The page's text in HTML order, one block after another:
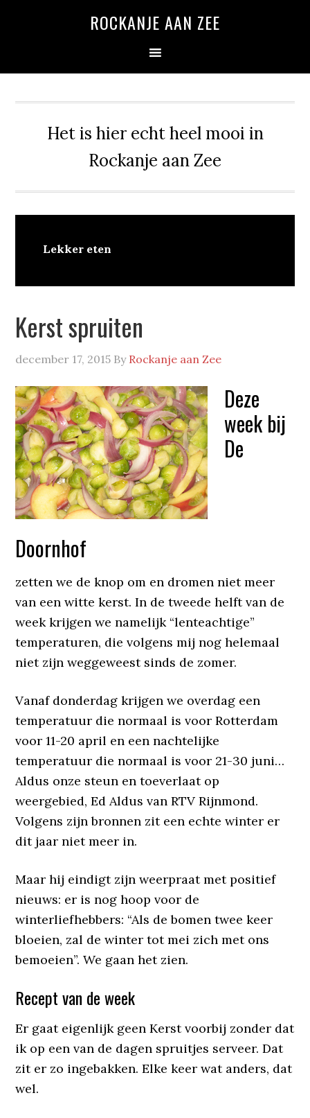
ROCKANJE AAN ZEE
Het is hier echt heel mooi in
Rockanje aan Zee
Lekker eten
Kerst spruiten
december 17, 2015 By Rockanje aan Zee
Deze
week bij
De
Doornhof
zetten we de knop om en dromen niet meer
van een witte kerst. In de tweede helft van de
week krijgen we namelijk “lenteachtige”
temperaturen, die volgens mij nog helemaal
niet zijn weggeweest sinds de zomer.
Vanaf donderdag krijgen we overdag een
temperatuur die normaal is voor Rotterdam
voor 11-20 april en een nachtelijke
temperatuur die normaal is voor 21-30 juni…
Aldus onze steun en toeverlaat op
weergebied, Ed Aldus van RTV Rijnmond.
Volgens zijn bronnen zit een echte winter er
dit jaar niet meer in.
Maar hij eindigt zijn weerpraat met positief
nieuws: er is nog hoop voor de
winterliefhebbers: “Als de bomen twee keer
bloeien, zal de winter tot mei zich met ons
bemoeien”. We gaan het zien.
Recept van de week
Er gaat eigenlijk geen Kerst voorbij zonder dat
ik op een van de dagen spruitjes serveer. Dat
zit er zo ingebakken. Elke keer wat anders, dat
wel.